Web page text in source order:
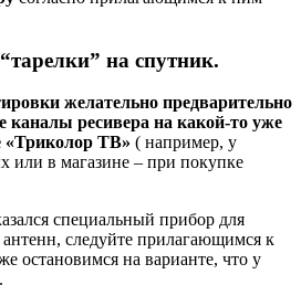
на спутник.
желательно предварительно
каналы ресивера на какой-то уже
«Триколор ТВ» ( например, у
или в магазине – при покупке
специальный прибор для
следуйте прилагающимся к
остановимся на варианте, что у